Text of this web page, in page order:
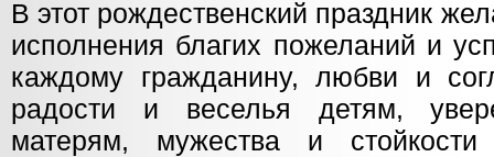
В этот рождественский праздник
исполнения благих пожеланий и
каждому гражданину, любви и
радости и веселья детям,
матерям, мужества и